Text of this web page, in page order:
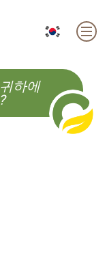
CS KO
하에